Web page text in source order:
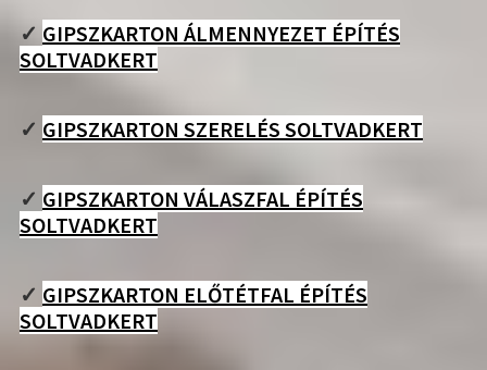
✓ GIPSZKARTON ÁLMENNYEZET ÉPÍTÉS
SOLTVADKERT
✓ GIPSZKARTON SZERELÉS SOLTVADKERT
✓ GIPSZKARTON VÁLASZFAL ÉPÍTÉS
SOLTVADKERT
✓ GIPSZKARTON ELŐTÉTFAL ÉPÍTÉS
SOLTVADKERT